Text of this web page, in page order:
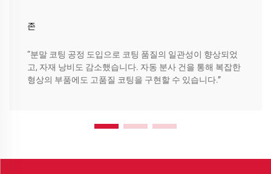
존
“분말 코팅 공정 도입으로 코팅 품질의 일관성이 향상되었
고, 자재 낭비도 감소했습니다. 자동 분사 건을 통해 복잡한
형상의 부품에도 고품질 코팅을 구현할 수 있습니다.”